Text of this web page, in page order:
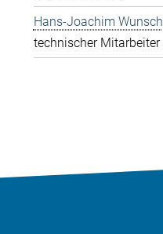
Hans-Joachim Wunsch
technischer Mitarbeiter